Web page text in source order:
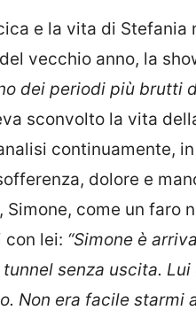
e la vita di Stefania
vecchio anno, la
dei periodi più brutti
sconvolto la vita
continuamente,
dolore e
come un faro
lei: “Simone è
senza uscita. Lui
Non era facile starmi